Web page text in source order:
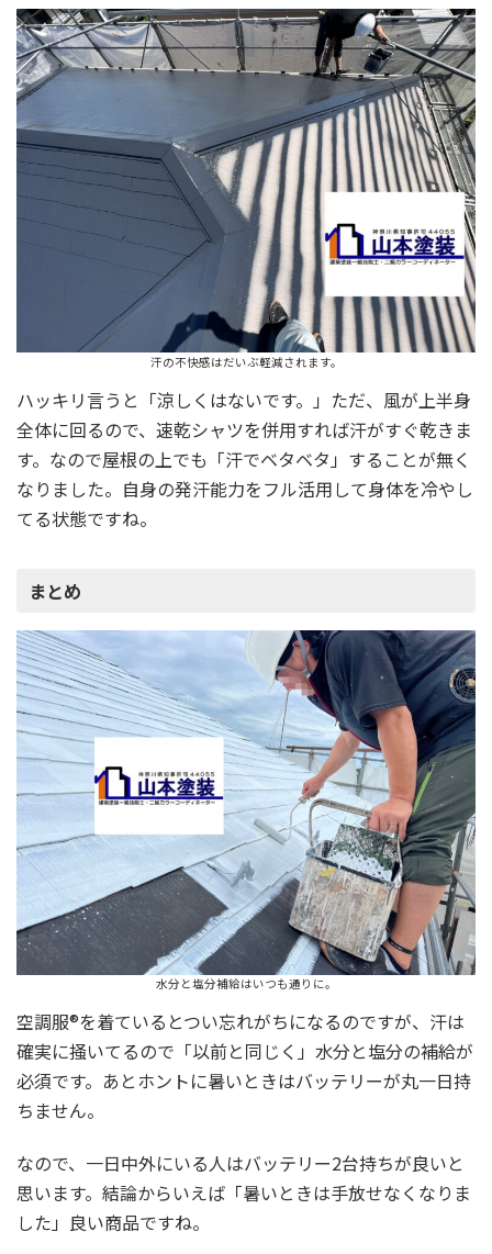
汗の不快感はだいぶ軽減されます。
ハッキリ言うと「涼しくはないです。」ただ、風が上半身
全体に回るので、速乾シャツを併用すれば汗がすぐ乾きま
す。なので屋根の上でも「汗でベタベタ」することが無く
なりました。自身の発汗能力をフル活用して身体を冷やし
てる状態ですね。
まとめ
水分と塩分補給はいつも通りに。
空調服®︎を着ているとつい忘れがちになるのですが、汗は
確実に掻いてるので「以前と同じく」水分と塩分の補給が
必須です。あとホントに暑いときはバッテリーが丸一日持
ちません。
なので、一日中外にいる人はバッテリー2台持ちが良いと
思います。結論からいえば「暑いときは手放せなくなりま
した」良い商品ですね。